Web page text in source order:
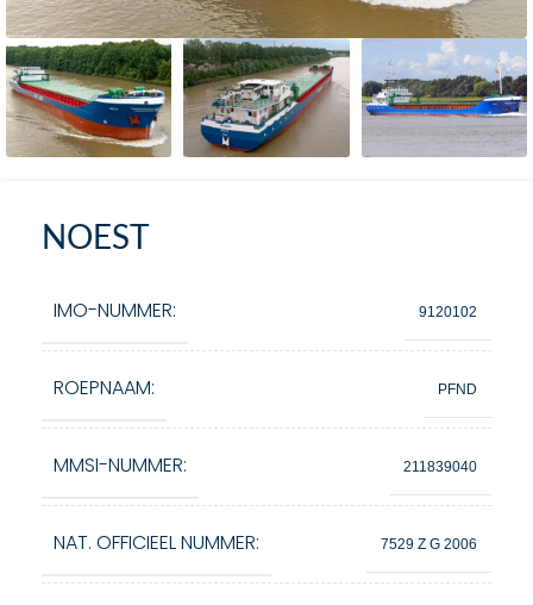
NOEST
IMO-NUMMER: 9120102
ROEPNAAM: PFND
MMSI-NUMMER: 211839040
NAT. OFFICIEEL NUMMER: 7529 Z G 2006